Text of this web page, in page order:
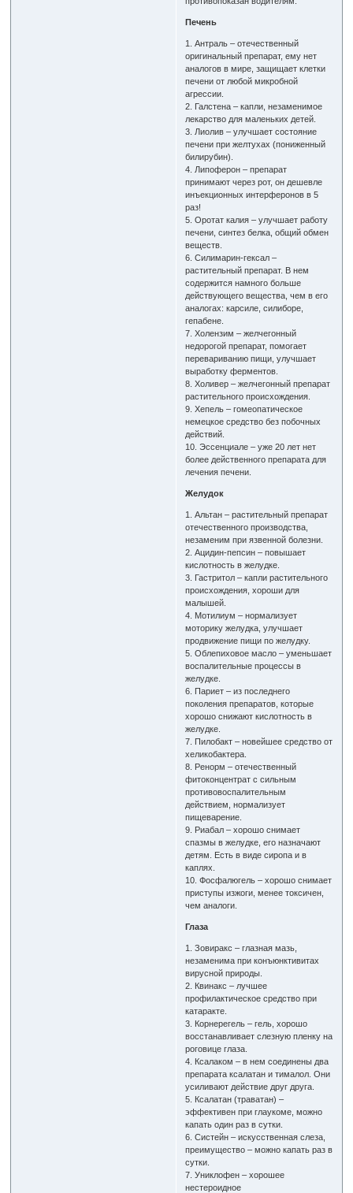
Печень
1. Антраль – отечественный
оригинальный препарат, ему нет
аналогов в мире, защищает клетки
печени от любой микробной
агрессии.
2. Галстена – капли, незаменимое
лекарство для маленьких детей.
3. Лиолив – улучшает состояние
печени при желтухах (пониженный
билирубин).
4. Липоферон – препарат
принимают через рот, он дешевле
инъекционных интерферонов в 5
раз!
5. Оротат калия – улучшает работу
печени, синтез белка, общий обмен
веществ.
6. Силимарин-гексал –
растительный препарат. В нем
содержится намного больше
действующего вещества, чем в его
аналогах: карсиле, силиборе,
гепабене.
7. Холензим – желчегонный
недорогой препарат, помогает
перевариванию пищи, улучшает
выработку ферментов.
8. Холивер – желчегонный препарат
растительного происхождения.
9. Хепель – гомеопатическое
немецкое средство без побочных
действий.
10. Эссенциале – уже 20 лет нет
более действенного препарата для
лечения печени.
Желудок
1. Альтан – растительный препарат
отечественного производства,
незаменим при язвенной болезни.
2. Ацидин-пепсин – повышает
кислотность в желудке.
3. Гастритол – капли растительного
происхождения, хороши для
малышей.
4. Мотилиум – нормализует
моторику желудка, улучшает
продвижение пищи по желудку.
5. Облепиховое масло – уменьшает
воспалительные процессы в
желудке.
6. Париет – из последнего
поколения препаратов, которые
хорошо снижают кислотность в
желудке.
7. Пилобакт – новейшее средство от
хеликобактера.
8. Ренорм – отечественный
фитоконцентрат с сильным
противовоспалительным
действием, нормализует
пищеварение.
9. Риабал – хорошо снимает
спазмы в желудке, его назначают
детям. Есть в виде сиропа и в
каплях.
10. Фосфалюгель – хорошо снимает
приступы изжоги, менее токсичен,
чем аналоги.
Глаза
1. Зовиракс – глазная мазь,
незаменима при конъюнктивитах
вирусной природы.
2. Квинакс – лучшее
профилактическое средство при
катаракте.
3. Корнерегель – гель, хорошо
восстанавливает слезную пленку на
роговице глаза.
4. Ксалаком – в нем соединены два
препарата ксалатан и тималол. Они
усиливают действие друг друга.
5. Ксалатан (траватан) –
эффективен при глаукоме, можно
капать один раз в сутки.
6. Систейн – искусственная слеза,
преимущество – можно капать раз в
сутки.
7. Униклофен – хорошее
нестероидное